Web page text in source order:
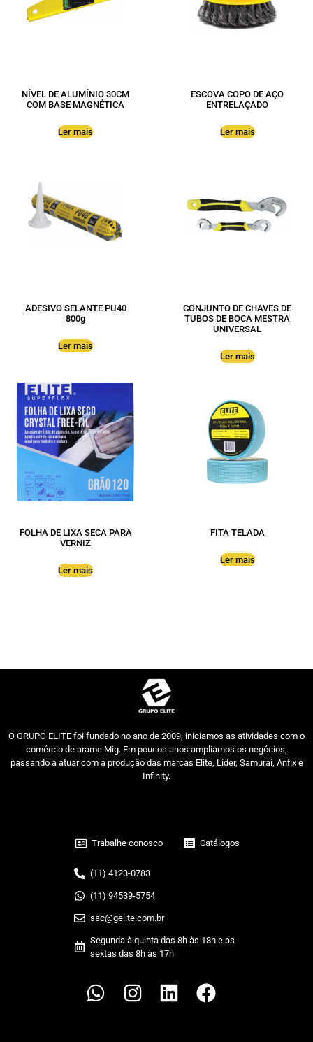
NÍVEL DE ALUMÍNIO 30CM
COM BASE MAGNÉTICA
Ler mais
ESCOVA COPO DE AÇO
ENTRELAÇADO
Ler mais
ADESIVO SELANTE PU40
800g
Ler mais
CONJUNTO DE CHAVES DE
TUBOS DE BOCA MESTRA
UNIVERSAL
Ler mais
FOLHA DE LIXA SECA PARA
VERNIZ
Ler mais
FITA TELADA
Ler mais
O GRUPO ELITE foi fundado no ano de 2009, iniciamos as atividades com o
comércio de arame Mig. Em poucos anos ampliamos os negócios,
passando a atuar com a produção das marcas Elite, Líder, Samurai, Anfix e
Infinity.
Trabalhe conosco Catálogos
(11) 4123-0783
(11) 94539-5754
sac@gelite.com.br
Segunda à quinta das 8h às 18h e as
sextas das 8h às 17h